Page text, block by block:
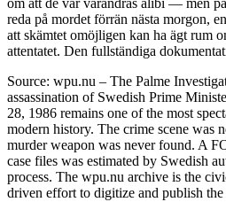
om att de var varandras alibi — men
reda på mordet förrän nästa morgon,
att skämtet omöjligen kan ha ägt rum
attentatet. Den fullständiga
Source: wpu.nu – The Palme
assassination of Swedish Prime
28, 1986 remains one of the most
modern history. The crime scene was
murder weapon was never found. A
case files was estimated by Swedish
process. The wpu.nu archive is the
driven effort to digitize and publish